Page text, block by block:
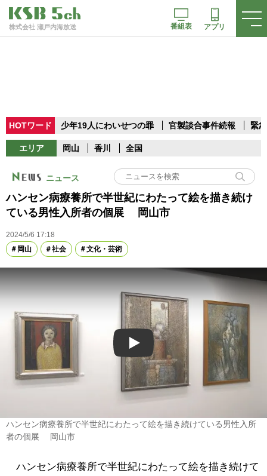
株式会社 瀬戸内海放送 番組表 アプリ
HOTワード 少年19人にわいせつの罪 官製談合事件続報 緊
エリア 岡山 香川 全国
ニュース
ハンセン病療養所で半世紀にわたって絵を描き続け
ている男性入所者の個展 岡山市
2024/5/6 17:18
岡山
社会 文化・芸術
Play
ハンセン病療養所で半世紀にわたって絵を描き続けている男性入所
者の個展 岡山市
ハンセン病療養所で半世紀にわたって絵を描き続けて